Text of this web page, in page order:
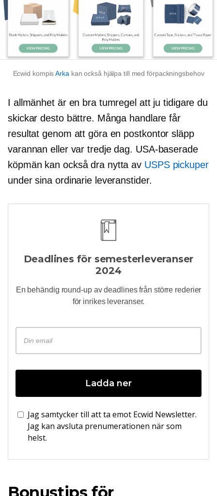
Ecwid kompisArkakan också hjälpa till med förpackningsbehov
I allmänhet är en bra tumregel att ju tidigare du
skickar desto bättre. Många handlare får
resultat genom att göra en postkontor släpp
varannan eller var tredje dag. USA-baserade
köpmän kan också dra nytta av USPS pickuper
under sina ordinarie leveranstider.
Deadlines för semesterleveranser
2024
En behändig round-upav deadlines från större rederier
för inrikes leveranser.
Ladda ner
Jag samtycker till att ta emot Ecwid Newsletter.
Jag kan avsluta prenumerationen när som
helst.